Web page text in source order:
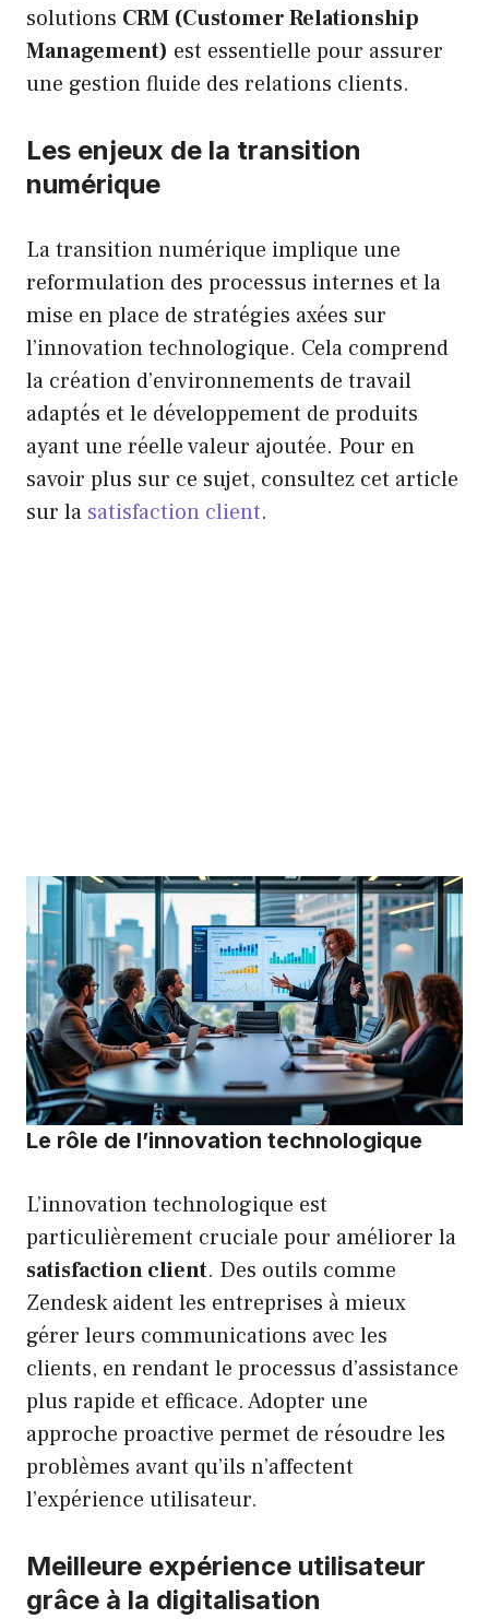
solutions CRM (Customer Relationship
Management) est essentielle pour assurer
une gestion fluide des relations clients.
Les enjeux de la transition
numérique
La transition numérique implique une
reformulation des processus internes et la
mise en place de stratégies axées sur
l’innovation technologique. Cela comprend
la création d’environnements de travail
adaptés et le développement de produits
ayant une réelle valeur ajoutée. Pour en
savoir plus sur ce sujet, consultez cet article
sur la satisfaction client.
Le rôle de l’innovation technologique
L’innovation technologique est
particulièrement cruciale pour améliorer la
satisfaction client. Des outils comme
Zendesk aident les entreprises à mieux
gérer leurs communications avec les
clients, en rendant le processus d’assistance
plus rapide et efficace. Adopter une
approche proactive permet de résoudre les
problèmes avant qu’ils n’affectent
l’expérience utilisateur.
Meilleure expérience utilisateur
grâce à la digitalisation